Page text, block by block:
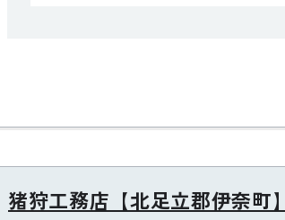
猪狩工務店【北足立郡伊奈町】